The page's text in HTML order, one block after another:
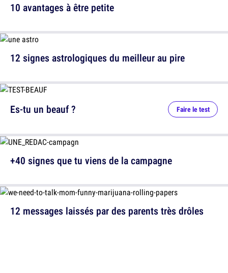
10 avantages à être petite
12 signes astrologiques du meilleur au pire
12 messages laissés par des parents très drôles
Es-tu un beauf ? Faire le test
+40 signes que tu viens de la campagne